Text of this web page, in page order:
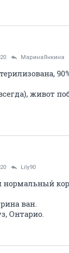
МаринаЯнкина
живот
Lily90
нормальный
ван.
Онтарио.